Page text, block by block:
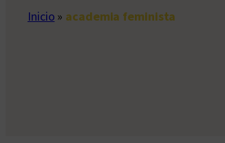
Inicio » academia feminista